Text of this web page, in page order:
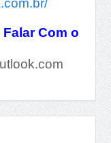
Falar Com o